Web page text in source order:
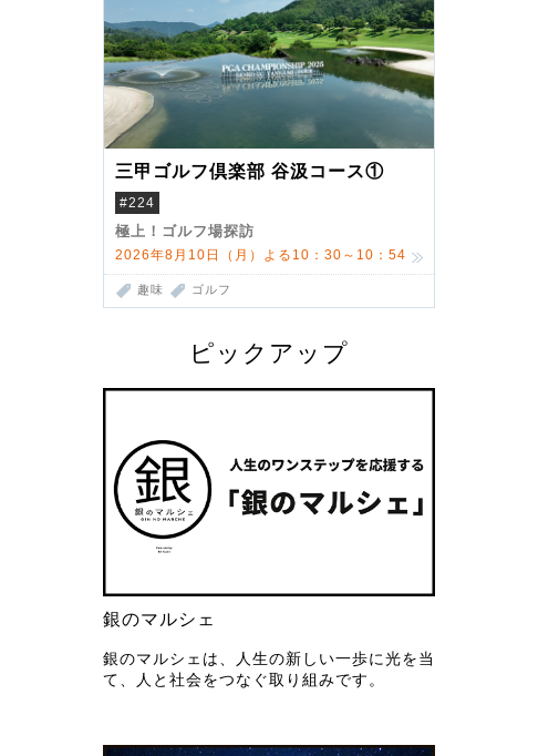
三甲ゴルフ倶楽部 谷汲コース①
#224
極上！ゴルフ場探訪
2026年8月10日（月）よる10：30～10：54
趣味 ゴルフ
ピックアップ
銀のマルシェ
銀のマルシェは、人生の新しい一歩に光を当
て、人と社会をつなぐ取り組みです。